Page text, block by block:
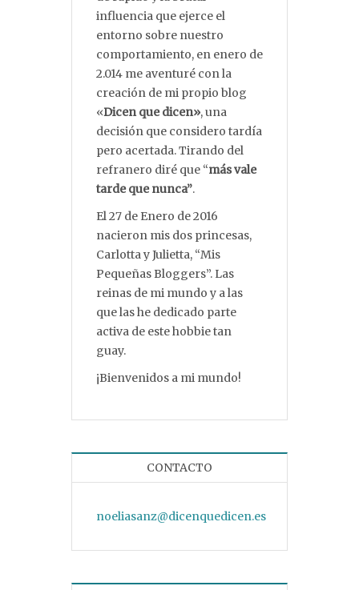
influencia que ejerce el
entorno sobre nuestro
comportamiento, en enero de
2.014 me aventuré con la
creación de mi propio blog
«Dicen que dicen», una
decisión que considero tardía
pero acertada. Tirando del
refranero diré que “más vale
tarde que nunca”.
El 27 de Enero de 2016
nacieron mis dos princesas,
Carlotta y Julietta, “Mis
Pequeñas Bloggers”. Las
reinas de mi mundo y a las
que las he dedicado parte
activa de este hobbie tan
guay.
¡Bienvenidos a mi mundo!
CONTACTO
noeliasanz@dicenquedicen.es